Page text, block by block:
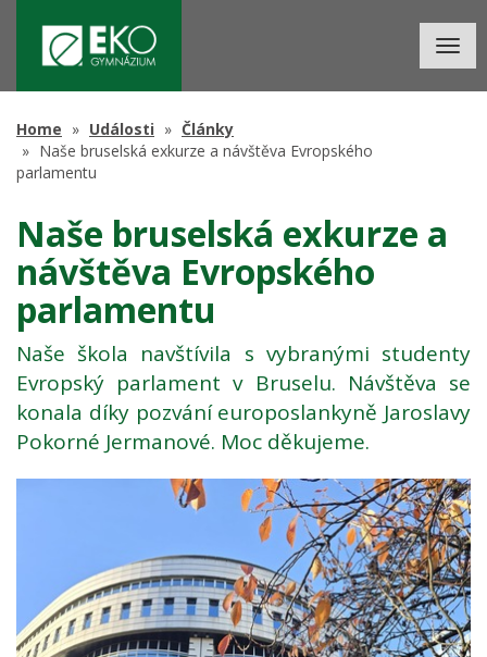
Home Události
Články
Naše bruselská exkurze a návštěva Evropského
parlamentu
Naše bruselská exkurze a
návštěva Evropského
parlamentu
Naše škola navštívila s vybranými studenty
Evropský parlament v Bruselu. Návštěva se
konala díky pozvání europoslankyně Jaroslavy
Pokorné Jermanové. Moc děkujeme.